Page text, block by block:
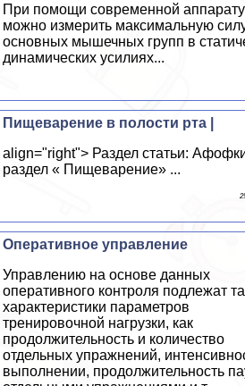
При помощи современной
можно измерить максимальную
основных мышечных групп в
динамических усилиях...
Пищеварение в полости рта |
align="right"> Раздел статьи:
раздел « Пищеварение» ...
Оперативное управление
Управлению на основе данных
оперативного контроля подлежат
хаpaктеристики параметров
тренировочной нагрузки, как
продолжительность и количество
отдельных упражнений,
выполнении, продолжительность